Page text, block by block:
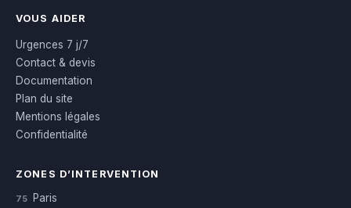
VOUS AIDER
Urgences 7 j/7
Contact & devis
Documentation
Plan du site
Mentions légales
Confidentialité
ZONES D’INTERVENTION
75 Paris